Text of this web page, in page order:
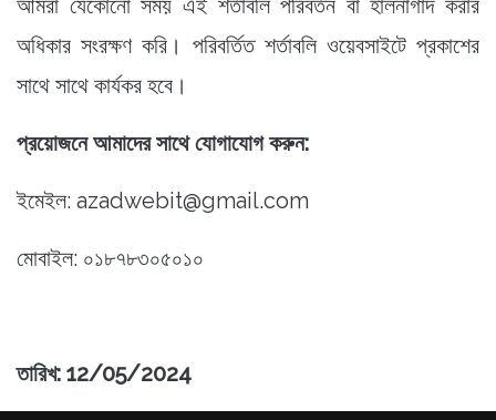
আমরা যেকোনো সময় এই শর্তাবলি পরিবর্তন বা হালনাগাদ করার
অধিকার সংরক্ষণ করি। পরিবর্তিত শর্তাবলি ওয়েবসাইটে প্রকাশের
সাথে সাথে কার্যকর হবে।
প্রয়োজনে আমাদের সাথে যোগাযোগ করুন:
ইমেইল: azadwebit@gmail.com
মোবাইল: ০১৮৭৮৩০৫০১০
তারিখ: 12/05/2024